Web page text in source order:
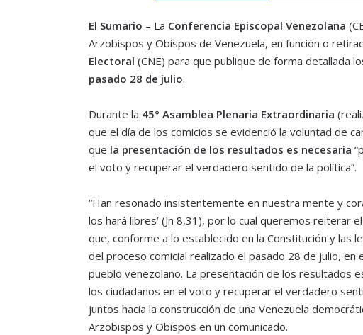
El Sumario – La Conferencia Episcopal Venezolana
Arzobispos y Obispos de Venezuela, en función o
Electoral (CNE) para que publique de forma detallada
pasado 28 de julio.
Durante la 45° Asamblea Plenaria Extraordinaria
que el día de los comicios se evidenció la voluntad de
que la presentación de los resultados es necesaria
el voto y recuperar el verdadero sentido de la política”.
“Han resonado insistentemente en nuestra mente y
los hará libres’ (Jn 8,31), por lo cual queremos reiterar
que, conforme a lo establecido en la Constitución y las
del proceso comicial realizado el pasado 28 de julio, en
pueblo venezolano. La presentación de los resultados
los ciudadanos en el voto y recuperar el verdadero
juntos hacia la construcción de una Venezuela
Arzobispos y Obispos en un comunicado.